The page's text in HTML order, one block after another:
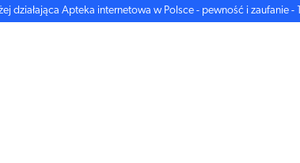
działająca Apteka internetowa w Polsce - pewność i zaufanie -